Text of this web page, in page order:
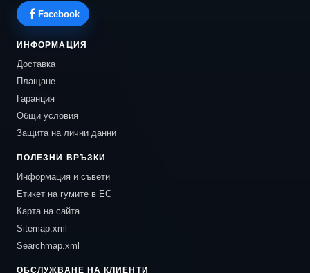
Facebook
ИНФОРМАЦИЯ
Доставка
Плащане
Гаранция
Общи условия
Защита на лични данни
ПОЛЕЗНИ ВРЪЗКИ
Информация и съвети
Етикет на гумите в ЕС
Карта на сайта
Sitemap.xml
Searchmap.xml
ОБСЛУЖВАНЕ НА КЛИЕНТИ